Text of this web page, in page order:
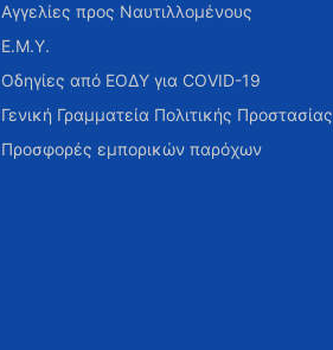
Αγγελίες προς Ναυτιλλομένους
Ε.Μ.Υ.
Οδηγίες από ΕΟΔΥ για COVID-19
Γενική Γραμματεία Πολιτικής Προστασίας
Προσφορές εμπορικών παρόχων